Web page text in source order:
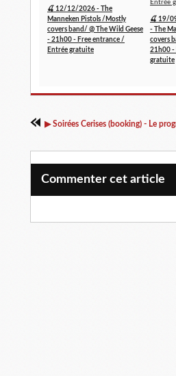
🍒 12/12/2026 - The
Manneken Pistols /Mostly
covers band/ @ The Wild Geese
- 21h00 - Free entrance /
Entrée gratuite
🍒 19/
- The
covers
21h00 -
gratuite
Commenter cet article